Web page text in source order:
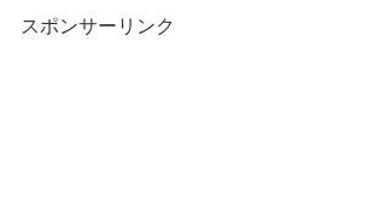
スポンサーリンク